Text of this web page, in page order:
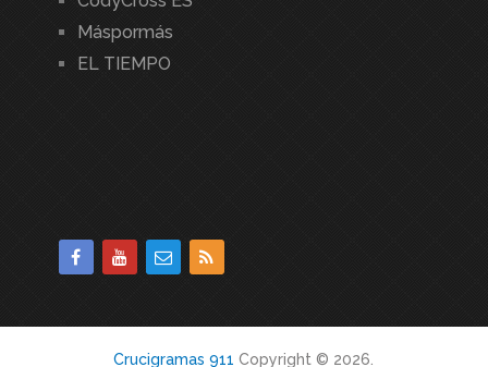
Máspormás
EL TIEMPO
Crucigramas 911 Copyright © 2026.